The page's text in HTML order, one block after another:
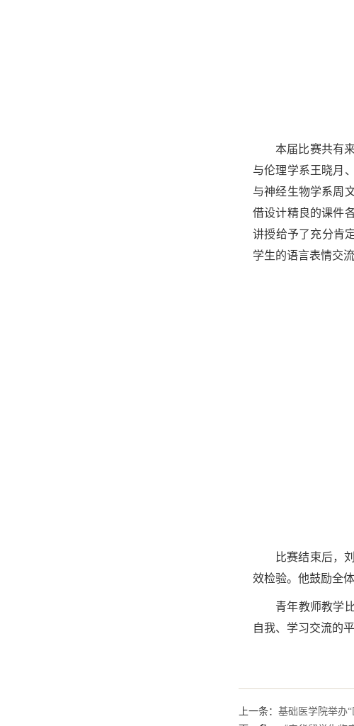
本届比赛共有
与伦理学系王晓月
与神经生物学系周
借设计精良的课件
讲授给予了充分肯
学生的语言表情交
比赛结束后，
效检验。他鼓励全
青年教师教学
自我、学习交流的
上一条： 基础医学院举办